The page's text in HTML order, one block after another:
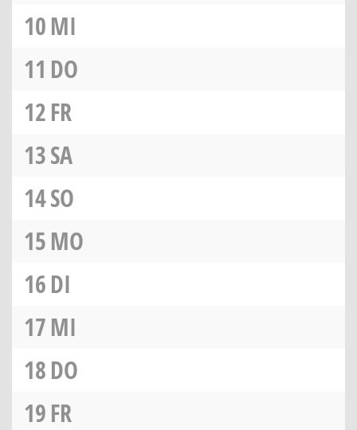
10MI
11 DO
12FR
13SA
14SO
15MO
16DI
17MI
18DO
19FR